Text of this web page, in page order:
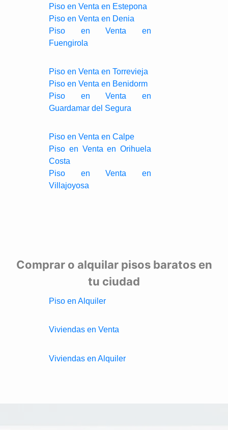
Piso en Venta en Estepona
Piso en Venta en Denia
Piso en Venta en
Fuengirola
Piso en Venta en Torrevieja
Piso en Venta en Benidorm
Piso en Venta en
Guardamar del Segura
Piso en Venta en Calpe
Piso en Venta en Orihuela
Costa
Piso en Venta en
Villajoyosa
Comprar o alquilar pisos baratos en
tu ciudad
Piso en Alquiler
Viviendas en Venta
Viviendas en Alquiler